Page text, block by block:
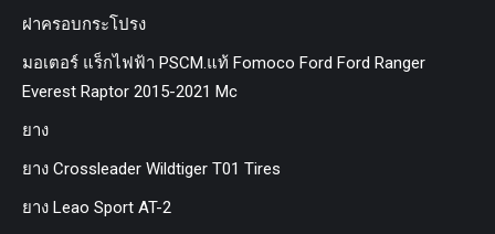
ฝาครอบกระโปรง
มอเตอร์ แร็กไฟฟ้า PSCM.แท้ Fomoco Ford Ford Ranger
Everest Raptor 2015-2021 Mc
ยาง
ยาง Crossleader Wildtiger T01 Tires
ยาง Leao Sport AT-2